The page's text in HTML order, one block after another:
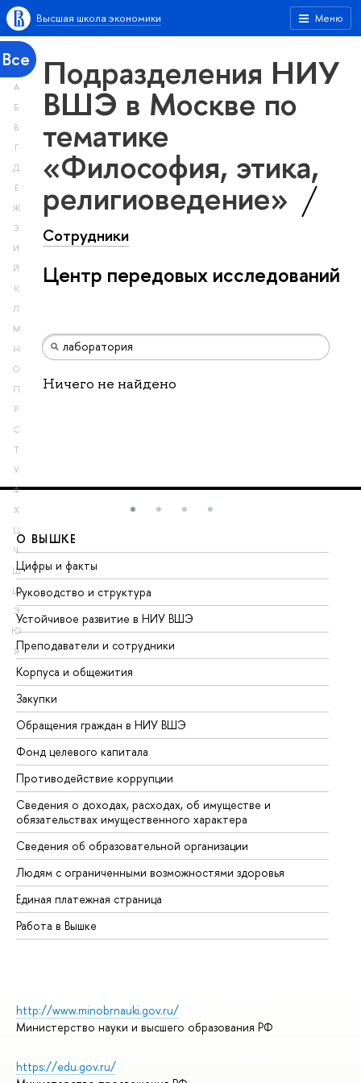
Меню
Высшая школа экономики
Все
А
Б
В
Г
Д
Е
Ж
З
И
Й
К
Л
М
Н
О
П
Р
С
Т
У
Ф
Х
Ц
Ч
Ш
Щ
Э
Ю
Я
Подразделения НИУ
ВШЭ в Москве по
тематике
«Философия, этика,
религиоведение»
Сотрудники
Центр передовых исследований
Ничего не найдено
О ВЫШКЕ
Цифры и факты
Руководство и структура
Устойчивое развитие в НИУ ВШЭ
Преподаватели и сотрудники
Корпуса и общежития
Закупки
Обращения граждан в НИУ ВШЭ
Фонд целевого капитала
Противодействие коррупции
Сведения о доходах, расходах, об имуществе и
обязательствах имущественного характера
Сведения об образовательной организации
Людям с ограниченными возможностями здоровья
Единая платежная страница
Работа в Вышке
http://www.minobrnauki.gov.ru/
Министерство науки и высшего образования РФ
https://edu.gov.ru/